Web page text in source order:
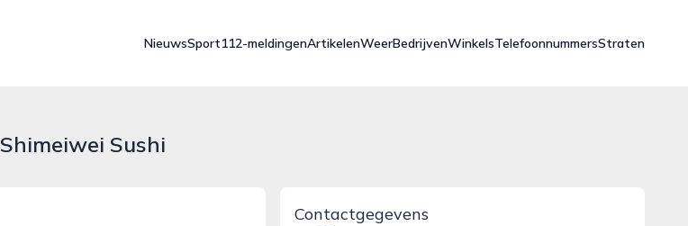
NieuwsSport112-meldingenArtikelenWeerBedrijvenWinkelsTelefoonnummersStraten
Shimeiwei Sushi
Contactgegevens